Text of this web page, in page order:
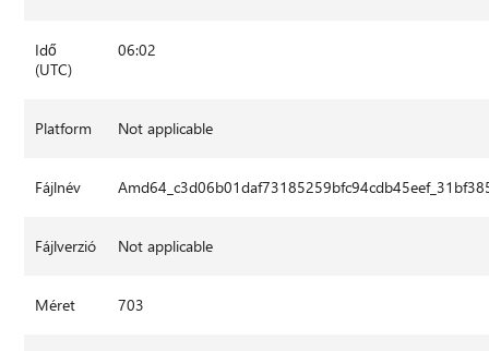
Idő
(UTC)
06:02
Platform Not applicable
Fájlnév
Fájlverzió Not applicable
Méret 703